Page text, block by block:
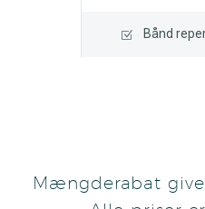
Bånd
Mængderabat